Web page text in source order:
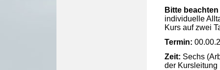
Bitte beachten
individuelle
Kurs auf zwei
Termin:
Zeit: Sechs
der Kursleitung